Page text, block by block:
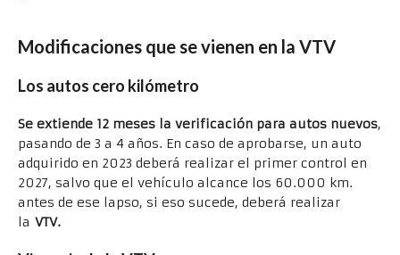
Modificaciones que se vienen en la VTV
Los autos cero kilómetro
Se extiende 12 meses la verificación para autos nuevos,
pasando de 3 a 4 años. En caso de aprobarse, un auto
adquirido en 2023 deberá realizar el primer control en
2027, salvo que el vehículo alcance los 60.000 km.
antes de ese lapso, si eso sucede, deberá realizar
la VTV.